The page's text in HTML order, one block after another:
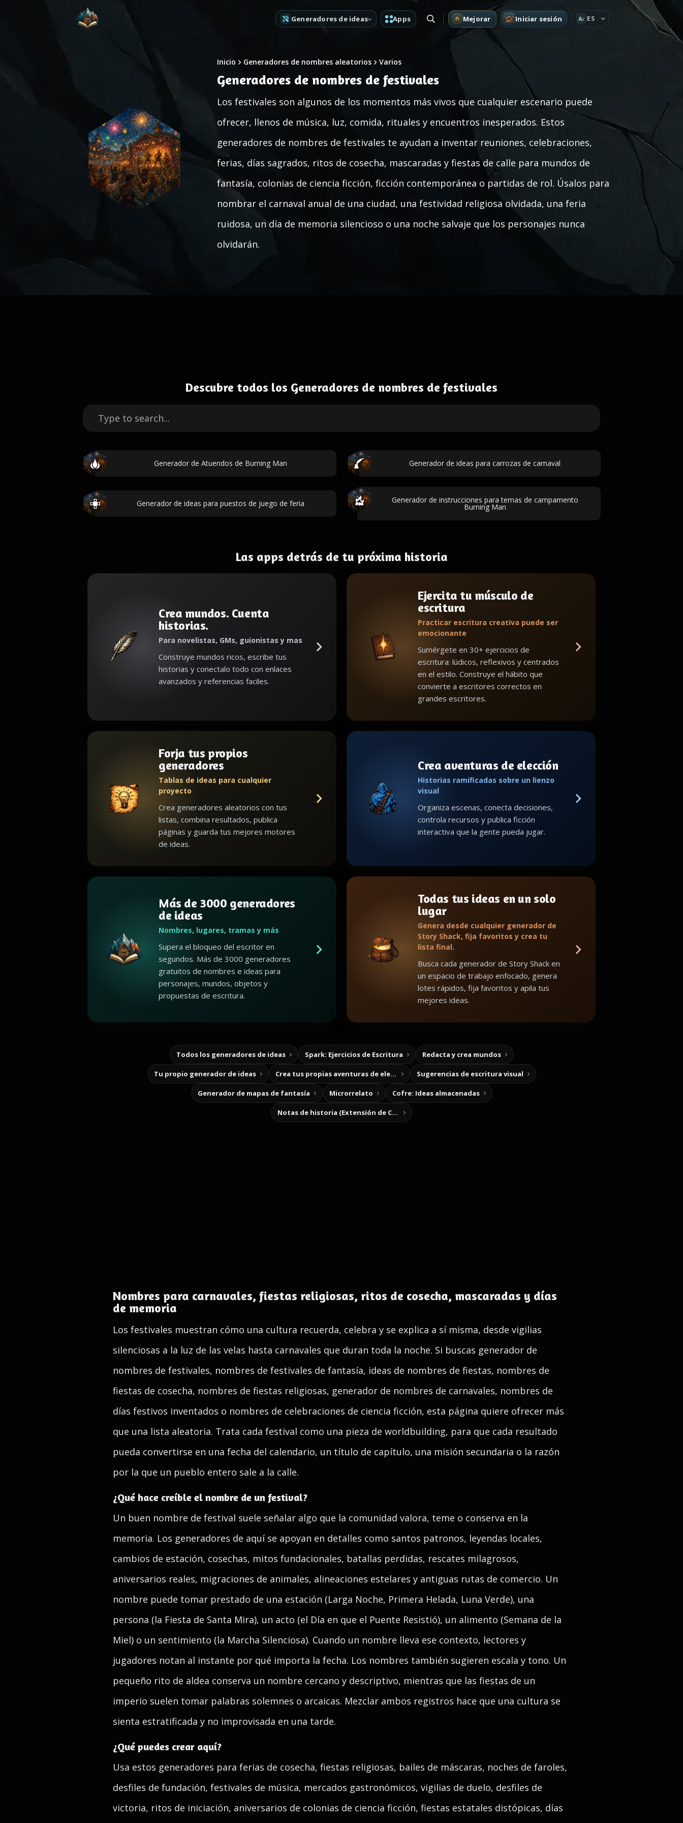
Generadores de ideas Apps Mejorar Iniciar sesión A ES
Inicio Generadores de nombres aleatorios Varios
Generadores de nombres de festivales
Los festivales son algunos de los momentos más vivos que cualquier escenario puede
ofrecer, llenos de música, luz, comida, rituales y encuentros inesperados. Estos
generadores de nombres de festivales te ayudan a inventar reuniones, celebraciones,
ferias, días sagrados, ritos de cosecha, mascaradas y fiestas de calle para mundos de
fantasía, colonias de ciencia ficción, ficción contemporánea o partidas de rol. Úsalos para
nombrar el carnaval anual de una ciudad, una festividad religiosa olvidada, una feria
ruidosa, un día de memoria silencioso o una noche salvaje que los personajes nunca
olvidarán.
Descubre todos los Generadores de nombres de festivales
Generador de Atuendos de Burning Man Generador de ideas para carrozas de carnaval
Generador de ideas para puestos de juego de feria Generador de instrucciones para temas de campamento
Burning Man
Las apps detrás de tu próxima historia
Crea mundos. Cuenta
historias.
Para novelistas, GMs, guionistas y mas
Construye mundos ricos, escribe tus
historias y conectalo todo con enlaces
avanzados y referencias faciles.
Ejercita tu músculo de
escritura
Practicar escritura creativa puede ser
emocionante
Sumérgete en 30+ ejercicios de
escritura: lúdicos, reflexivos y centrados
en el estilo. Construye el hábito que
convierte a escritores correctos en
grandes escritores.
Forja tus propios
generadores
Tablas de ideas para cualquier
proyecto
Crea generadores aleatorios con tus
listas, combina resultados, publica
páginas y guarda tus mejores motores
de ideas.
Crea aventuras de elección
Historias ramificadas sobre un lienzo
visual
Organiza escenas, conecta decisiones,
controla recursos y publica ficción
interactiva que la gente pueda jugar.
Más de 3000 generadores
de ideas
Nombres, lugares, tramas y más
Supera el bloqueo del escritor en
segundos. Más de 3000 generadores
gratuitos de nombres e ideas para
personajes, mundos, objetos y
propuestas de escritura.
Todas tus ideas en un solo
lugar
Genera desde cualquier generador de
Story Shack, fija favoritos y crea tu
lista final.
Busca cada generador de Story Shack en
un espacio de trabajo enfocado, genera
lotes rápidos, fija favoritos y apila tus
mejores ideas.
Todos los generadores de ideas Spark: Ejercicios de Escritura Redacta y crea mundos
Tu propio generador de ideas Crea tus propias aventuras de elección Sugerencias de escritura visual
Generador de mapas de fantasía Microrrelato Cofre: Ideas almacenadas
Notas de historia (Extensión de Chrome)
Nombres para carnavales, fiestas religiosas, ritos de cosecha, mascaradas y días
de memoria
Los festivales muestran cómo una cultura recuerda, celebra y se explica a sí misma, desde vigilias
silenciosas a la luz de las velas hasta carnavales que duran toda la noche. Si buscas generador de
nombres de festivales, nombres de festivales de fantasía, ideas de nombres de fiestas, nombres de
fiestas de cosecha, nombres de fiestas religiosas, generador de nombres de carnavales, nombres de
días festivos inventados o nombres de celebraciones de ciencia ficción, esta página quiere ofrecer más
que una lista aleatoria. Trata cada festival como una pieza de worldbuilding, para que cada resultado
pueda convertirse en una fecha del calendario, un título de capítulo, una misión secundaria o la razón
por la que un pueblo entero sale a la calle.
¿Qué hace creíble el nombre de un festival?
Un buen nombre de festival suele señalar algo que la comunidad valora, teme o conserva en la
memoria. Los generadores de aquí se apoyan en detalles como santos patronos, leyendas locales,
cambios de estación, cosechas, mitos fundacionales, batallas perdidas, rescates milagrosos,
aniversarios reales, migraciones de animales, alineaciones estelares y antiguas rutas de comercio. Un
nombre puede tomar prestado de una estación (Larga Noche, Primera Helada, Luna Verde), una
persona (la Fiesta de Santa Mira), un acto (el Día en que el Puente Resistió), un alimento (Semana de la
Miel) o un sentimiento (la Marcha Silenciosa). Cuando un nombre lleva ese contexto, lectores y
jugadores notan al instante por qué importa la fecha. Los nombres también sugieren escala y tono. Un
pequeño rito de aldea conserva un nombre cercano y descriptivo, mientras que las fiestas de un
imperio suelen tomar palabras solemnes o arcaicas. Mezclar ambos registros hace que una cultura se
sienta estratificada y no improvisada en una tarde.
¿Qué puedes crear aquí?
Usa estos generadores para ferias de cosecha, fiestas religiosas, bailes de máscaras, noches de faroles,
desfiles de fundación, festivales de música, mercados gastronómicos, vigilias de duelo, desfiles de
victoria, ritos de iniciación, aniversarios de colonias de ciencia ficción, fiestas estatales distópicas, días